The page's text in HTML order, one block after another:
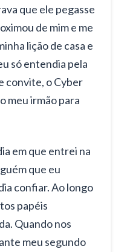
que ele pegasse
de mim e me
lição de casa e
só entendia pela
convite, o Cyber
meu irmão para
em que entrei na
que eu
confiar. Ao longo
papéis
Quando nos
meu segundo